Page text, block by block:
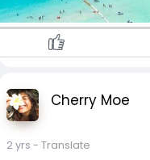
Kham သည် Pattaya
မ်းလန်းစိုပြေသောရေပြ
ျောက်ဆောင်ငယ်များကြ
ယ်ရှုခင်းများရှိသောကျွ
ချက်ကတော့ ဓါတ်ပုံရိုက်ရ
ယ်။လာရောက်လည်ပတ်သူမျ
Cherry Moe
2 yrs - Translate